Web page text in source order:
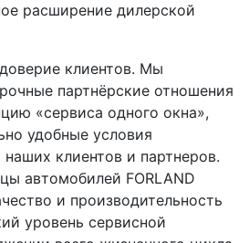
расширение дилерской
клиентов. Мы
партнёрские отношения
«сервиса одного окна»,
удобные условия
наших клиентов и партнеров.
автомобилей FORLAND
и производительность
уровень сервисной